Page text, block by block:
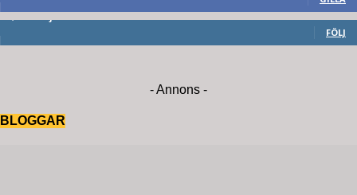
FÖLJ
- Annons -
BLOGGAR